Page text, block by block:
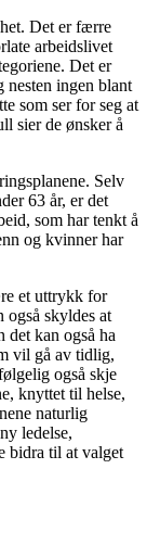
Det er færre
arbeidslivet
Det er
nesten ingen blant
som ser for seg at
sier de ønsker å
Selv
63 år, er det
som har tenkt å
og kvinner har
et uttrykk for
også skyldes at
det kan også ha
vil gå av tidlig,
også skje
knyttet til helse,
naturlig
ledelse,
bidra til at valget